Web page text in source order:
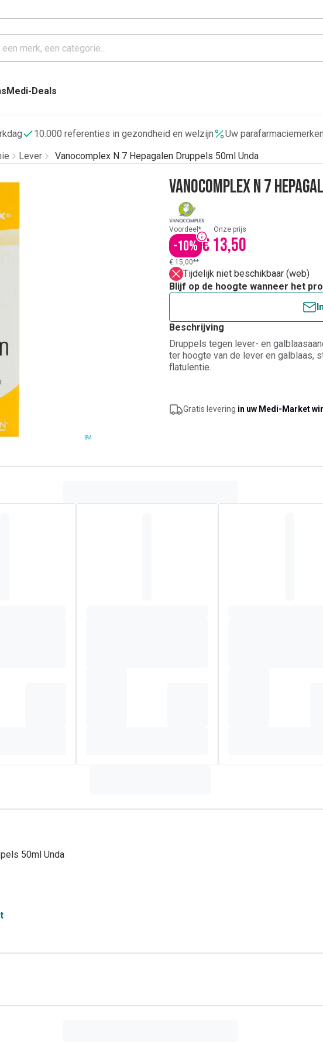
Medi-Deals
10.000 referenties in gezondheid en welzijn
Uw
Lever Vanocomplex N 7 Hepagalen Druppels 50ml Unda
Vanocomplex N 7
Voordeel*
-10%
Onze prijs
€ 13,50
€ 15,00**
Tijdelijk niet beschikbaar (web)
Blijf op de hoogte wanneer het
Beschrijving
Druppels tegen lever- en
ter hoogte van de lever en galblaas,
flatulentie.
Gratis levering in uw Medi-Market
50ml Unda
majus 2X – Cinchona succirubra 3X – Carduus marianus 2X –